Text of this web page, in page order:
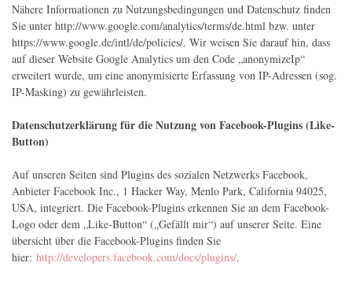
Nähere Informationen zu Nutzungsbedingungen und Datenschutz finden
Sie unter http://www.google.com/analytics/terms/de.html bzw. unter
https://www.google.de/intl/de/policies/. Wir weisen Sie darauf hin, dass
auf dieser Website Google Analytics um den Code „anonymizeIp“
erweitert wurde, um eine anonymisierte Erfassung von IP-Adressen (sog.
IP-Masking) zu gewährleisten.
Datenschutzerklärung für die Nutzung von Facebook-Plugins (Like-
Button)
Auf unseren Seiten sind Plugins des sozialen Netzwerks Facebook,
Anbieter Facebook Inc., 1 Hacker Way, Menlo Park, California 94025,
USA, integriert. Die Facebook-Plugins erkennen Sie an dem Facebook-
Logo oder dem „Like-Button“ („Gefällt mir“) auf unserer Seite. Eine
übersicht über die Facebook-Plugins finden Sie
hier: http://developers.facebook.com/docs/plugins/.